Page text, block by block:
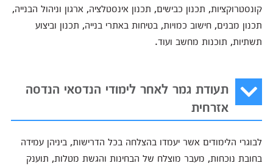
קונסטרוקציות, תכנון כבישים, תכנון אינסטלציה, ארגון וניהול הבנייה,
תכנון מבנים, חישוב כמויות, בטיחות באתרי בנייה, תכנון וביצוע
תשתיות, תוכנות מחשב ועוד.
תעודת גמר לאחר לימודי הנדסאי הנדסה
אזרחית
לבוגרי הלימודים אשר יעמדו בהצלחה בכל הדרישות, ביניהן עמידה
בחובת נוכחות, מעבר מוצלח של הבחינות והגשת מטלות, תוענק